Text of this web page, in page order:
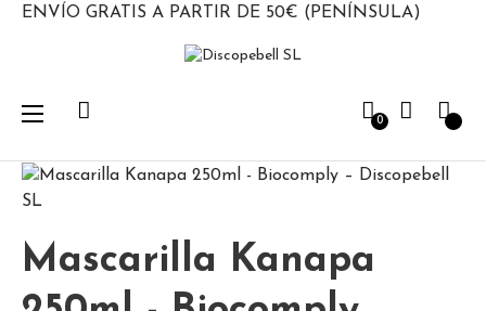
ENVÍO GRATIS A PARTIR DE 50€ (PENÍNSULA)
0
Navegación
palanca
☰
Mascarilla Kanapa